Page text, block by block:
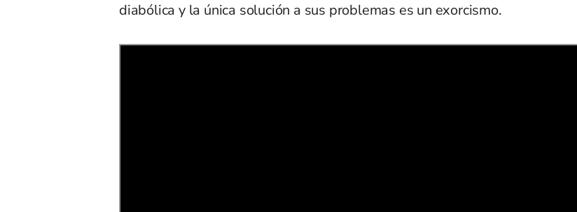
diabólica y la única solución a sus problemas es un exorcismo.